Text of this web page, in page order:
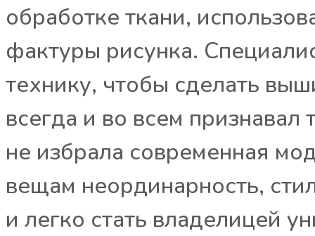
обработке ткани,
фактуры рисунка.
технику, чтобы сделать
всегда и во всем
не избрала современная
вещам неординарность,
и легко стать владелицей